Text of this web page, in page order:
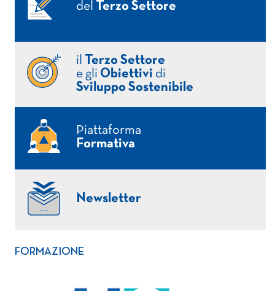
del
Terzo Settore
il
Terzo Settore
e gli Obiettivi di
Sviluppo Sostenibile
Piattaforma
Formativa
Newsletter
FORMAZIONE